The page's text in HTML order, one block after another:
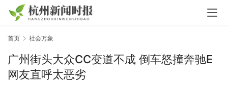
首页 社会万象
广州街头大众CC变道不成 倒车怒撞奔驰E
网友直呼太恶劣